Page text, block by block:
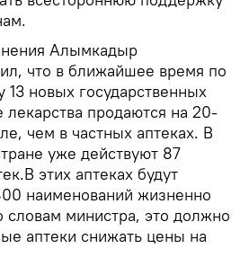
Алымкадыр
что в ближайшее время по
13 новых государственных
лекарства продаются на 20-
чем в частных аптеках. В
уже действуют 87
этих аптеках будут
наименований жизненно
министра, это должно
аптеки снижать цены на